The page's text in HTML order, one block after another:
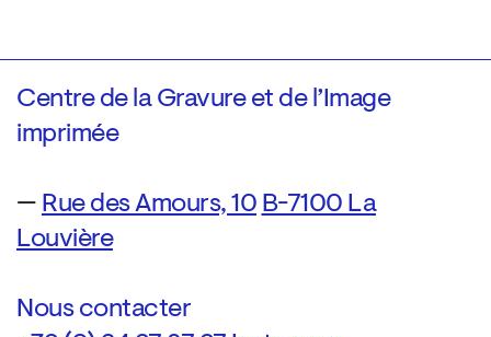
Centre de la Gravure et de l’Image
imprimée
— Rue des Amours, 10 B-7100 La
Louvière
Nous contacter